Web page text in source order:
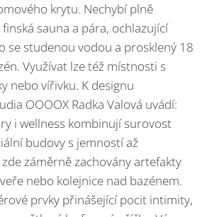
krytu. Nechybí plně
sauna a pára, ochlazující
se studenou vodou a prosklený 18
Využívat lze též místnosti s
nebo vířivku. K designu
OOOOX Radka Valová uvádí:
i wellness kombinují surovost
budovy s jemností až
záměrně zachovány artefakty
nebo kolejnice nad bazénem.
prvky přinášející pocit intimity,